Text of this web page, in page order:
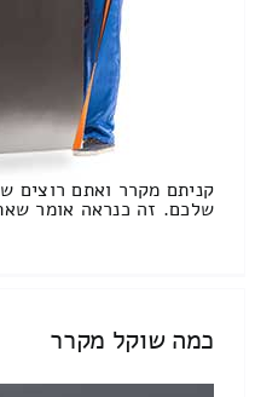
קניתם מקרר ואתם רוצים
שלכם. זה כנראה אומר
כמה שוקל מקרר